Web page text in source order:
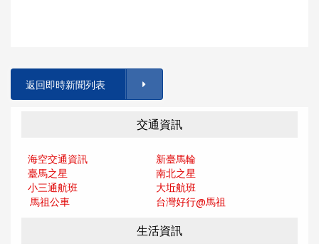
返回即時新聞列表
交通資訊
海空交通資訊
新臺馬輪
臺馬之星
南北之星
小三通航班
大坵航班
馬祖公車
台灣好行@馬祖
生活資訊